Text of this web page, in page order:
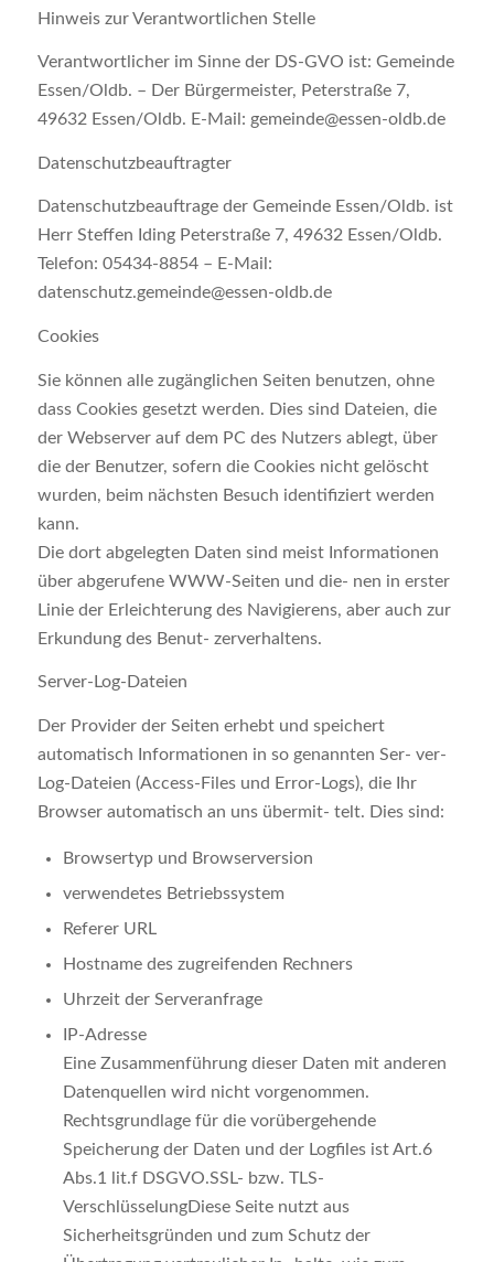
Hinweis zur Verantwortlichen Stelle
Verantwortlicher im Sinne der DS-GVO ist: Gemeinde
Essen/Oldb. – Der Bürgermeister, Peterstraße 7,
49632 Essen/Oldb. E-Mail: gemeinde@essen-oldb.de
Datenschutzbeauftragter
Datenschutzbeauftrage der Gemeinde Essen/Oldb. ist
Herr Steffen Iding Peterstraße 7, 49632 Essen/Oldb.
Telefon: 05434-8854 – E-Mail:
datenschutz.gemeinde@essen-oldb.de
Cookies
Sie können alle zugänglichen Seiten benutzen, ohne
dass Cookies gesetzt werden. Dies sind Dateien, die
der Webserver auf dem PC des Nutzers ablegt, über
die der Benutzer, sofern die Cookies nicht gelöscht
wurden, beim nächsten Besuch identifiziert werden
kann.
Die dort abgelegten Daten sind meist Informationen
über abgerufene WWW-Seiten und die- nen in erster
Linie der Erleichterung des Navigierens, aber auch zur
Erkundung des Benut- zerverhaltens.
Server-Log-Dateien
Der Provider der Seiten erhebt und speichert
automatisch Informationen in so genannten Ser- ver-
Log-Dateien (Access-Files und Error-Logs), die Ihr
Browser automatisch an uns übermit- telt. Dies sind:
Browsertyp und Browserversion
verwendetes Betriebssystem
Referer URL
Hostname des zugreifenden Rechners
Uhrzeit der Serveranfrage
IP-Adresse
Eine Zusammenführung dieser Daten mit anderen
Datenquellen wird nicht vorgenommen.
Rechtsgrundlage für die vorübergehende
Speicherung der Daten und der Logfiles ist Art.6
Abs.1 lit.f DSGVO.SSL- bzw. TLS-
VerschlüsselungDiese Seite nutzt aus
Sicherheitsgründen und zum Schutz der